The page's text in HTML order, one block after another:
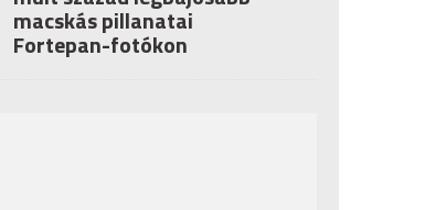
macskás pillanatai
Fortepan-fotókon